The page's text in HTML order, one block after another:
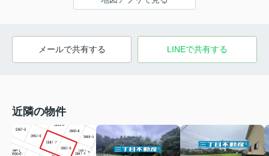
メールで共有する LINEで共有する
近隣の物件